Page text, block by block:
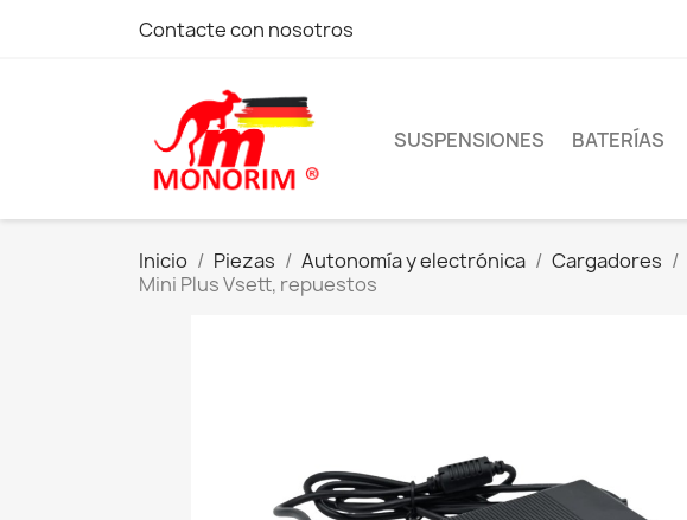
Contacte con nosotros
SUSPENSIONES BATERÍAS
Inicio Piezas Autonomía y electrónica Cargadores
Mini Plus Vsett, repuestos